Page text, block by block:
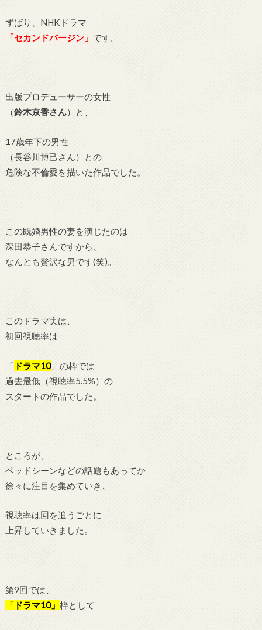
ずばり、NHKドラマ
「セカンドバージン」 です。
出版プロデューサーの女性
（鈴木京香さん）と、
17歳年下の男性
（長谷川博己さん）との
危険な不倫愛を描いた作品でした。
この既婚男性の妻を演じたのは
深田恭子さんですから、
なんとも贅沢な男です(笑)。
このドラマ実は、
初回視聴率は
「 ドラマ10」の枠では
過去最低（視聴率5.5%）の
スタートの作品でした。
ところが、
ベッドシーンなどの話題もあってか
徐々に注目を集めていき、
視聴率は回を追うごとに
上昇していきました。
第9回では、
「ドラマ10」 枠として